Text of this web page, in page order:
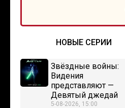
НОВЫЕ СЕРИИ
Звёздные войны:
Видения
представляют —
Девятый джедай
5-08-2026, 15:00